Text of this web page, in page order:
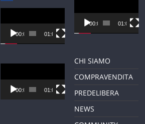
Player
00:00 01:01
Player
00:00 01:01
Player
00:00 01:01
CHI SIAMO
COMPRAVENDITA
PREDELIBERA
NEWS